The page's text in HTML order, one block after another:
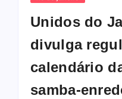
Unidos do
divulga
calendário
samba-